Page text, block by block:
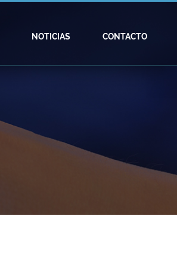
NOTICIAS CONTACTO